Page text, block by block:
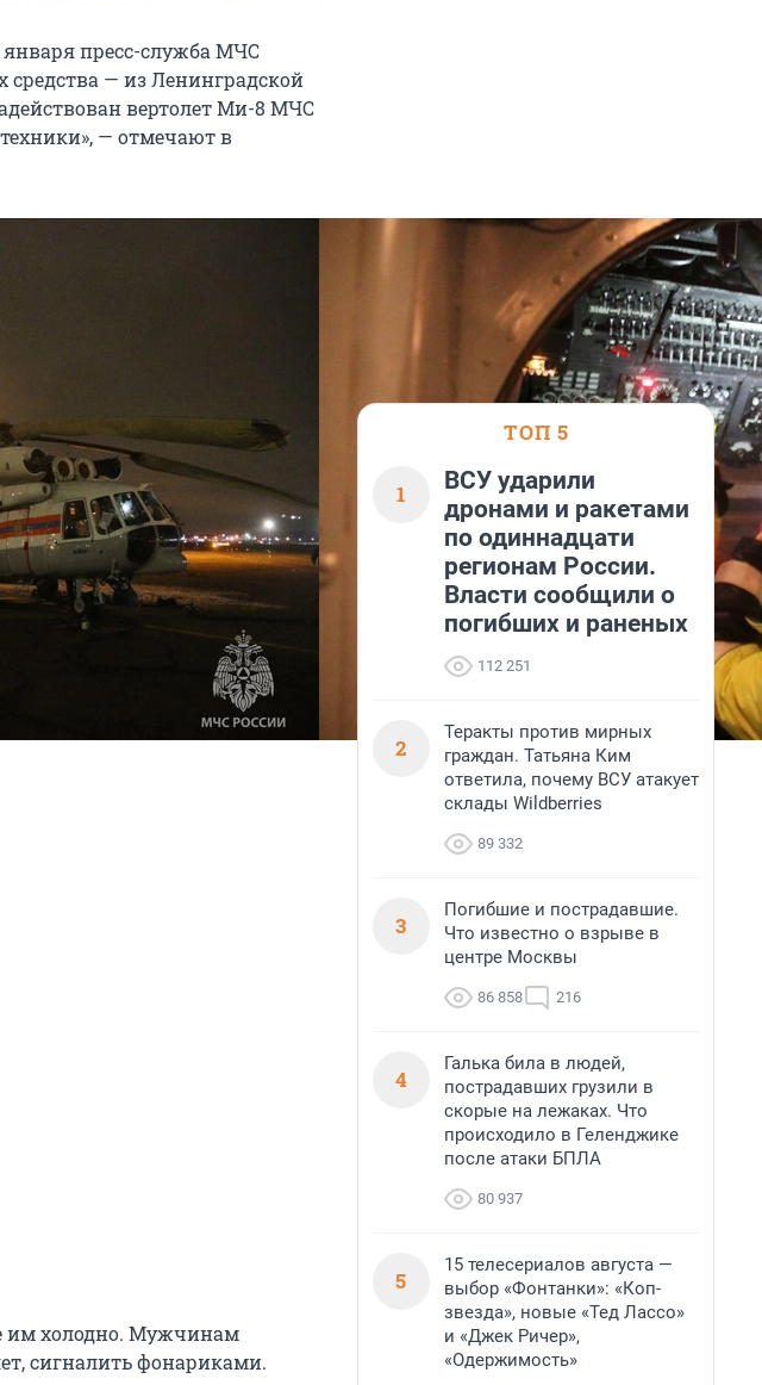
пресс-служба МЧС
средства — из Ленинградской
вертолет Ми-8 МЧС
— отмечают в
им холодно. Мужчинам
сигналить фонариками.
ТОП 5
1
ВСУ ударили
дронами и ракетами
по одиннадцати
регионам России.
Власти сообщили о
погибших и раненых
112 251
2
Теракты против мирных
граждан. Татьяна Ким
ответила, почему ВСУ атакует
склады Wildberries
89 332
3
Погибшие и пострадавшие.
Что известно о взрыве в
центре Москвы
86 858 216
4
Галька била в людей,
пострадавших грузили в
скорые на лежаках. Что
происходило в Геленджике
после атаки БПЛА
80 937
5
15 телесериалов августа —
выбор «Фонтанки»: «Коп-
звезда», новые «Тед Лассо»
и «Джек Ричер»,
«Одержимость»